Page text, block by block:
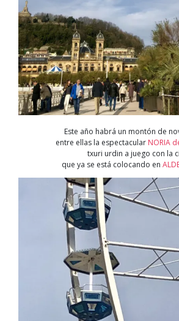
Este año habrá un montón de
entre ellas la espectacular NORIA
txuri urdin a juego con la
que ya se está colocando en